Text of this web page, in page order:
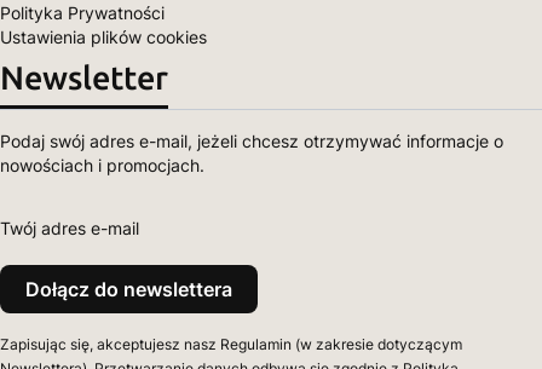
Polityka Prywatności
Ustawienia plików cookies
Newsletter
Podaj swój adres e-mail, jeżeli chcesz otrzymywać informacje o
nowościach i promocjach.
Twój adres e-mail
Dołącz do newslettera
Zapisując się, akceptujesz nasz Regulamin (w zakresie dotyczącym